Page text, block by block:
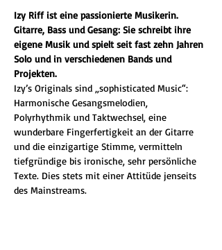
Izy Riff ist eine passionierte Musikerin.
Gitarre, Bass und Gesang: Sie schreibt ihre
eigene Musik und spielt seit fast zehn Jahren
Solo und in verschiedenen Bands und
Projekten.
Izy’s Originals sind „sophisticated Music“:
Harmonische Gesangsmelodien,
Polyrhythmik und Taktwechsel, eine
wunderbare Fingerfertigkeit an der Gitarre
und die einzigartige Stimme, vermitteln
tiefgründige bis ironische, sehr persönliche
Texte. Dies stets mit einer Attitüde jenseits
des Mainstreams.